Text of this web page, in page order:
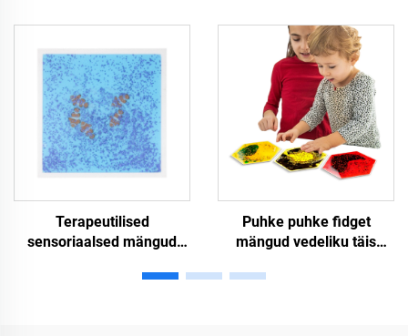
varsskooli vanusegrupile
kettaplaadid
Lavapuhmipuss Hexagon
väide talu plaadi Stressi
vabastamiseks
Terapeutilised
sensoriaalsed mängud
vedeliku põrandakuera,
Puhke puhke fidget
mängud vedeliku täis
tundlikkuse kogemustea